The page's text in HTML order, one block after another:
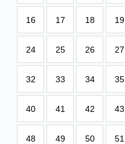
16 17 18 19
24 25 26 27
32 33 34 35
40 41 42 43
48 49 50 51